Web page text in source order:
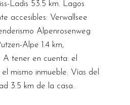
Ladis 53.5 km. Lagos
accesibles: Verwallsee
Alpenrosenweg
Alpe 1.4 km,
A tener en cuenta: el
mismo inmueble. Vías del
3.5 km de la casa.